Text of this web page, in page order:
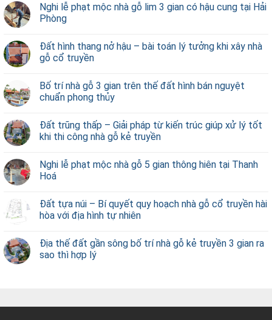
Nghi lễ phạt mộc nhà gỗ lim 3 gian có hậu cung tại Hải
Phòng
Đất hình thang nở hậu – bài toán lý tưởng khi xây nhà
gỗ cổ truyền
Bố trí nhà gỗ 3 gian trên thế đất hình bán nguyệt
chuẩn phong thủy
Đất trũng thấp – Giải pháp từ kiến trúc giúp xử lý tốt
khi thi công nhà gỗ kẻ truyền
Nghi lễ phạt mộc nhà gỗ 5 gian thông hiên tại Thanh
Hoá
Đất tựa núi – Bí quyết quy hoạch nhà gỗ cổ truyền hài
hòa với địa hình tự nhiên
Địa thế đất gần sông bố trí nhà gỗ kẻ truyền 3 gian ra
sao thì hợp lý